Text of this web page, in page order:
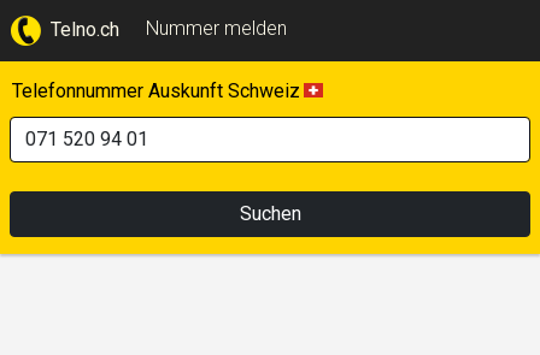
Telno.ch Nummer melden
Telefonnummer Auskunft Schweiz
Suchen